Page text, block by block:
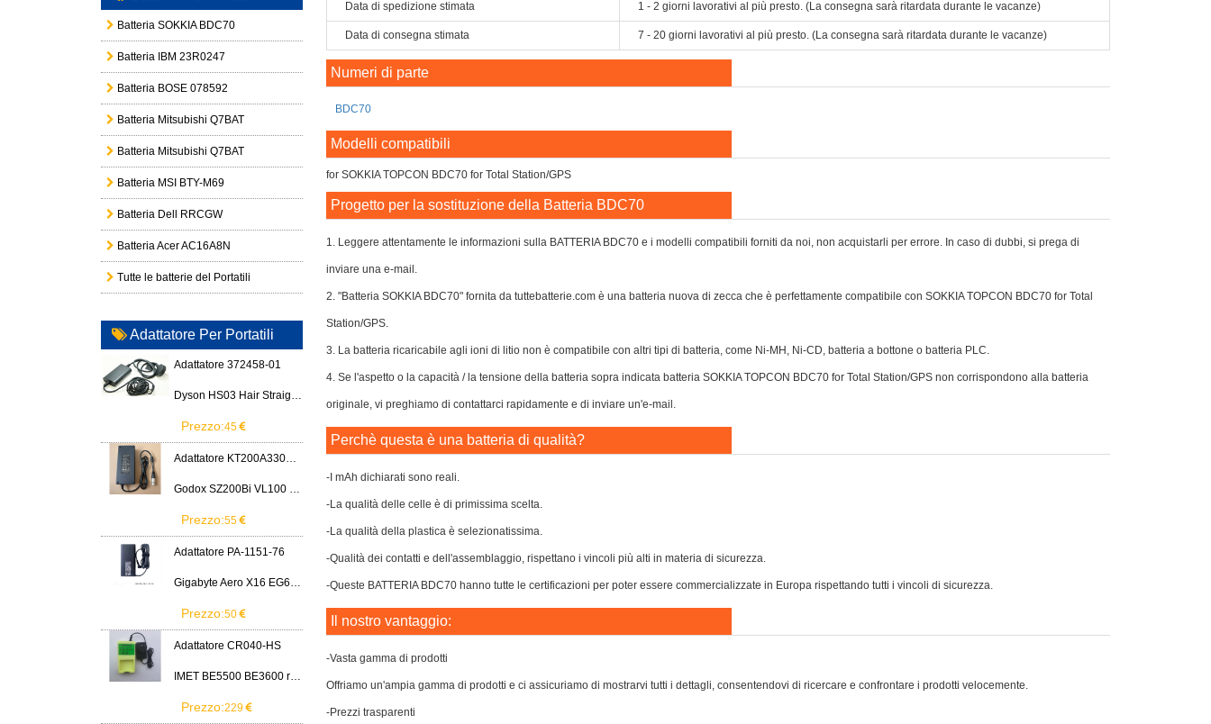
Data di spedizione stimata 1 - 2 giorni lavorativi al più presto. (La consegna sarà ritardata durante le vacanze)
Data di consegna stimata 7 - 20 giorni lavorativi al più presto. (La consegna sarà ritardata durante le vacanze)
Numeri di parte
BDC70
Modelli compatibili
for SOKKIA TOPCON BDC70 for Total Station/GPS
Progetto per la sostituzione della Batteria BDC70
1. Leggere attentamente le informazioni sulla BATTERIA BDC70 e i modelli compatibili forniti da noi, non acquistarli per errore. In caso di dubbi, si prega di
inviare una e-mail.
2. "Batteria SOKKIA BDC70" fornita da tuttebatterie.com è una batteria nuova di zecca che è perfettamente compatibile con SOKKIA TOPCON BDC70 for Total
Station/GPS.
3. La batteria ricaricabile agli ioni di litio non è compatibile con altri tipi di batteria, come Ni-MH, Ni-CD, batteria a bottone o batteria PLC.
4. Se l'aspetto o la capacità / la tensione della batteria sopra indicata batteria SOKKIA TOPCON BDC70 for Total Station/GPS non corrispondono alla batteria
originale, vi preghiamo di contattarci rapidamente e di inviare un'e-mail.
Perchè questa è una batteria di qualità?
-I mAh dichiarati sono reali.
-La qualità delle celle è di primissima scelta.
-La qualità della plastica è selezionatissima.
-Qualità dei contatti e dell'assemblaggio, rispettano i vincoli più alti in materia di sicurezza.
-Queste BATTERIA BDC70 hanno tutte le certificazioni per poter essere commercializzate in Europa rispettando tutti i vincoli di sicurezza.
Il nostro vantaggio:
-Vasta gamma di prodotti
Offriamo un'ampia gamma di prodotti e ci assicuriamo di mostrarvi tutti i dettagli, consentendovi di ricercare e confrontare i prodotti velocemente.
-Prezzi trasparenti
Batteria SOKKIA BDC70
Batteria IBM 23R0247
Batteria BOSE 078592
Batteria Mitsubishi Q7BAT
Batteria Mitsubishi Q7BAT
Batteria MSI BTY-M69
Batteria Dell RRCGW
Batteria Acer AC16A8N
Tutte le batterie del Portatili
Adattatore Per Portatili
Adattatore 372458-01
Dyson HS03 Hair Straightener
Prezzo:45
Adattatore KT200A3300666B3
Godox SZ200Bi VL100 VL200 VL300 LED Light
Prezzo:55
Adattatore PA-1151-76
Gigabyte Aero X16 EG61H RTX 5070 2WHA3USC64AH LITEON PA-1151-76 150W adapter
Prezzo:50
Adattatore CR040-HS
IMET BE5500 BE3600 remote control battery
Prezzo:229